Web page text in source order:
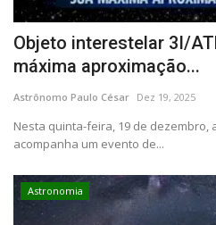
Objeto interestelar 3I/
máxima aproximação...
Astrônomo Paulo César Dez 19, 2025
Nesta quinta-feira, 19 de dezembro,
acompanha um evento de...
Astronomia